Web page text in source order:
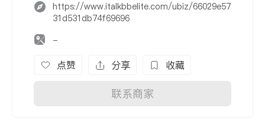
https://www.italkbbelite.com/ubiz/66029e57
31d531db74f69696
-
点赞 分享 收藏
联系商家